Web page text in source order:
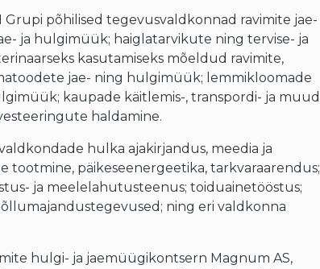
Grupi põhilised tegevusvaldkonnad ravimite jae-
ja hulgimüük; haiglatarvikute ning tervise- ja
kasutamiseks mõeldud ravimite,
jae- ning hulgimüük; lemmikloomade
kaupade käitlemis-, transpordi- ja muud
haldamine.
hulka ajakirjandus, meedia ja
tootmine, päikeseenergeetika, tarkvaraarendus;
ja meelelahutusteenus; toiduainetööstus;
ning eri valdkonna
hulgi- ja jaemüügikontsern Magnum AS,